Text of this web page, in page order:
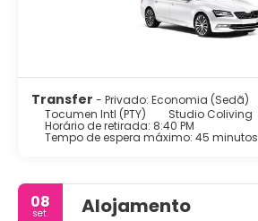
Transfer - Privado: Economia (Sedã)
Tocumen Intl (PTY)
Studio Coliving
Horário de retirada: 8:40 PM
Tempo de espera máximo: 45 minutos
08
set. Alojamento